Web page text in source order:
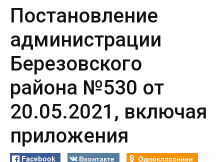
Постановление
администрации
Березовского
района №530 от
20.05.2021, включая
приложения
Facebook Вконтакте Одноклассники